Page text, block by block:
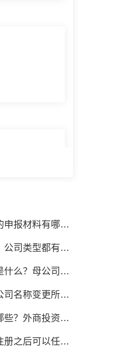
企业变更登记提交的文件
公司资质是指什么？
各为独立的法人吗？
所需资料有哪些？
登记应提交的申报材料
任意添加资本吗？